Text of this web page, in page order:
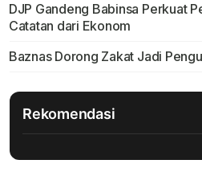
DJP Gandeng Babinsa Perkuat
Catatan dari Ekonom
Baznas Dorong Zakat Jadi
Rekomendasi